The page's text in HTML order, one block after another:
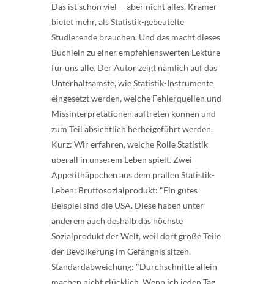
Das ist schon viel -- aber nicht alles. Krämer
bietet mehr, als Statistik-gebeutelte
Studierende brauchen. Und das macht dieses
Büchlein zu einer empfehlenswerten Lektüre
für uns alle. Der Autor zeigt nämlich auf das
Unterhaltsamste, wie Statistik-Instrumente
eingesetzt werden, welche Fehlerquellen und
Missinterpretationen auftreten können und
zum Teil absichtlich herbeigeführt werden.
Kurz: Wir erfahren, welche Rolle Statistik
überall in unserem Leben spielt. Zwei
Appetithäppchen aus dem prallen Statistik-
Leben: Bruttosozialprodukt: "Ein gutes
Beispiel sind die USA. Diese haben unter
anderem auch deshalb das höchste
Sozialprodukt der Welt, weil dort große Teile
der Bevölkerung im Gefängnis sitzen.
Standardabweichung: "Durchschnitte allein
machen nicht glücklich. Wenn ich jeden Tag